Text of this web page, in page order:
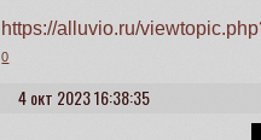
https://alluvio.ru/
0
4 окт 2023 16:38:35